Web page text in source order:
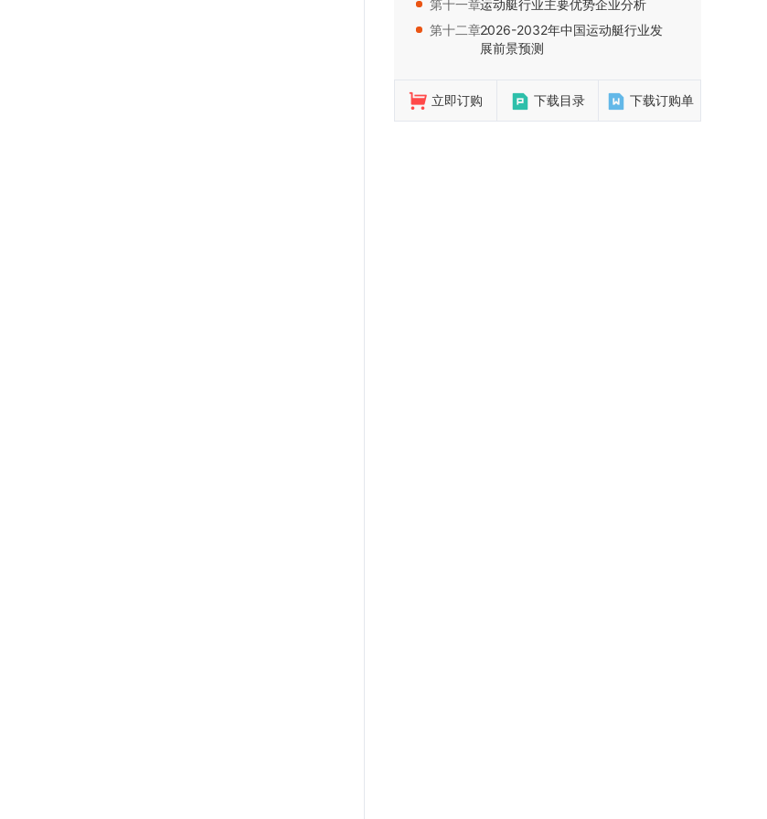
第十一章：运动艇行业主要优势企业分析
第十二章：2026-2032年中国运动艇行业发
展前景预测
立即订购 下载目录 下载订购单